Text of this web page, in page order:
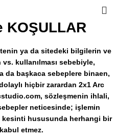
KOŞULLAR
ya da sitedeki bilgilerin ve
kullanılması sebebiyle,
da başkaca sebeplere binaen,
hiçbir zarardan 2x1 Arc
sözleşmenin ihlali,
neticesinde; işlemin
kesinti hususunda herhangi bir
etmez.